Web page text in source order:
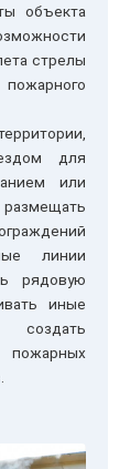
объекта
стрелы
для
или
линии
рядовую
иные
создать